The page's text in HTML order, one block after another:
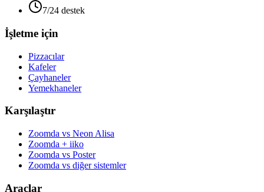
7/24 destek
İşletme için
Pizzacılar
Kafeler
Çayhaneler
Yemekhaneler
Karşılaştır
Zoomda vs Neon Alisa
Zoomda + iiko
Zoomda vs Poster
Zoomda vs diğer sistemler
Araçlar